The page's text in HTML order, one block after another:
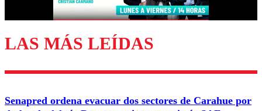
LAS MÁS LEÍDAS
Senapred ordena evacuar dos sectores de Carahue por